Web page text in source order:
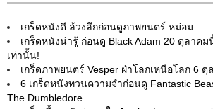
เกร็ดหนังดี ล้วงลึกก่อนดูภาพยนตร์ หม่อม
เกร็ดหนังน่ารู้ ก่อนดู Black Adam 20 ตุลาค
เท่านั้น!
เกร็ดภาพยนตร์ Vesper ฝ่าโลกเหนือโลก 6
6 เกร็ดหนังทวนความจำก่อนดู Fantastic
The Dumbledore